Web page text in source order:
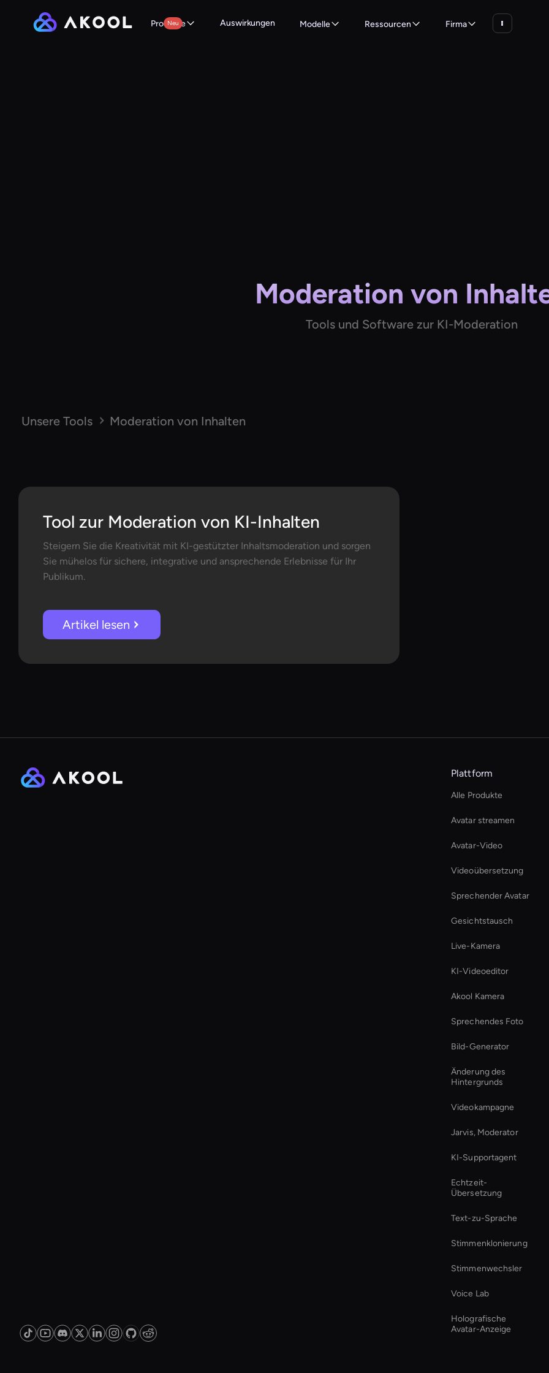
Produkte
Neu Auswirkungen Modelle Ressourcen Firma
Moderation von
Tools und Software zur KI-Moderation
Unsere Tools Moderation von Inhalten
Tool zur Moderation von KI-Inhalten
Steigern Sie die Kreativität mit KI-gestützter Inhaltsmoderation und sorgen
Sie mühelos für sichere, integrative und ansprechende Erlebnisse für Ihr
Publikum.
Artikel lesen
Plattform
Alle Produkte
Avatar streamen
Avatar-Video
Videoübersetzung
Sprechender Avatar
Gesichtstausch
Live-Kamera
KI-Videoeditor
Akool Kamera
Sprechendes Foto
Bild-Generator
Änderung des
Hintergrunds
Videokampagne
Jarvis, Moderator
KI-Supportagent
Echtzeit-
Übersetzung
Text-zu-Sprache
Stimmenklonierung
Stimmenwechsler
Voice Lab
Holografische
Avatar-Anzeige